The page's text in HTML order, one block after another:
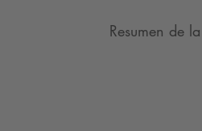
Resumen de